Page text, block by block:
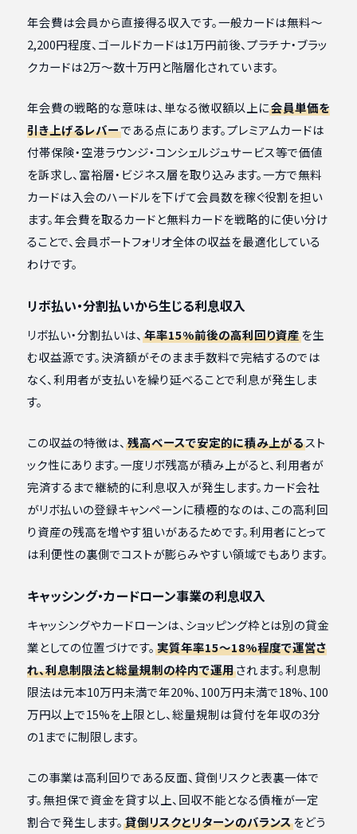
年会費は会員から直接得る収入です。一般カードは無料〜
2,200円程度、ゴールドカードは1万円前後、プラチナ・ブラッ
クカードは2万〜数十万円と階層化されています。
年会費の戦略的な意味は、単なる徴収額以上に会員単価を
引き上げるレバーである点にあります。プレミアムカードは
付帯保険・空港ラウンジ・コンシェルジュサービス等で価値
を訴求し、富裕層・ビジネス層を取り込みます。一方で無料
カードは入会のハードルを下げて会員数を稼ぐ役割を担い
ます。年会費を取るカードと無料カードを戦略的に使い分け
ることで、会員ポートフォリオ全体の収益を最適化している
わけです。
リボ払い・分割払いから生じる利息収入
リボ払い・分割払いは、 年率15%前後の高利回り資産を生
む収益源です。決済額がそのまま手数料で完結するのでは
なく、利用者が支払いを繰り延べることで利息が発生しま
す。
この収益の特徴は、 残高ベースで安定的に積み上がるスト
ック性にあります。一度リボ残高が積み上がると、利用者が
完済するまで継続的に利息収入が発生します。カード会社
がリボ払いの登録キャンペーンに積極的なのは、この高利回
り資産の残高を増やす狙いがあるためです。利用者にとって
は利便性の裏側でコストが膨らみやすい領域でもあります。
キャッシング・カードローン事業の利息収入
キャッシングやカードローンは、ショッピング枠とは別の貸金
業としての位置づけです。 実質年率15〜18%程度で運営さ
れ、利息制限法と総量規制の枠内で運用されます。利息制
限法は元本10万円未満で年20%、100万円未満で18%、100
万円以上で15%を上限とし、総量規制は貸付を年収の3分
の1までに制限します。
この事業は高利回りである反面、貸倒リスクと表裏一体で
す。無担保で資金を貸す以上、回収不能となる債権が一定
割合で発生します。 貸倒リスクとリターンのバランスをどう